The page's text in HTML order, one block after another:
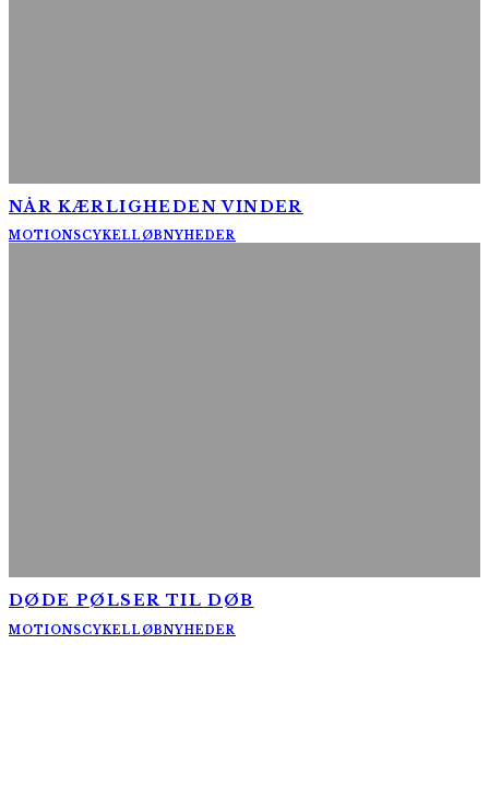
NÅR KÆRLIGHEDEN VINDER
MOTIONSCYKELLØBNYHEDER
DØDE PØLSER TIL DØB
MOTIONSCYKELLØBNYHEDER